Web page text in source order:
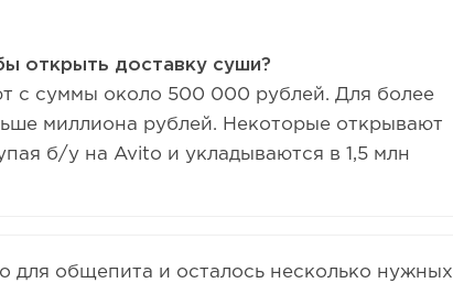
открыть доставку суши?
с суммы около 500 000 рублей. Для более
миллиона рублей. Некоторые открывают
б/у на Avito и укладываются в 1,5 млн
для общепита и осталось несколько нужных